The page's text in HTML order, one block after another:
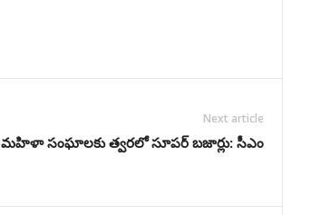
Next article
మహిళా సంఘాలకు త్వరలో సూపర్ బజార్లు: సీఎం